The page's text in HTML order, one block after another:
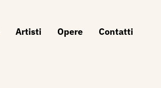
Artisti Opere Contatti